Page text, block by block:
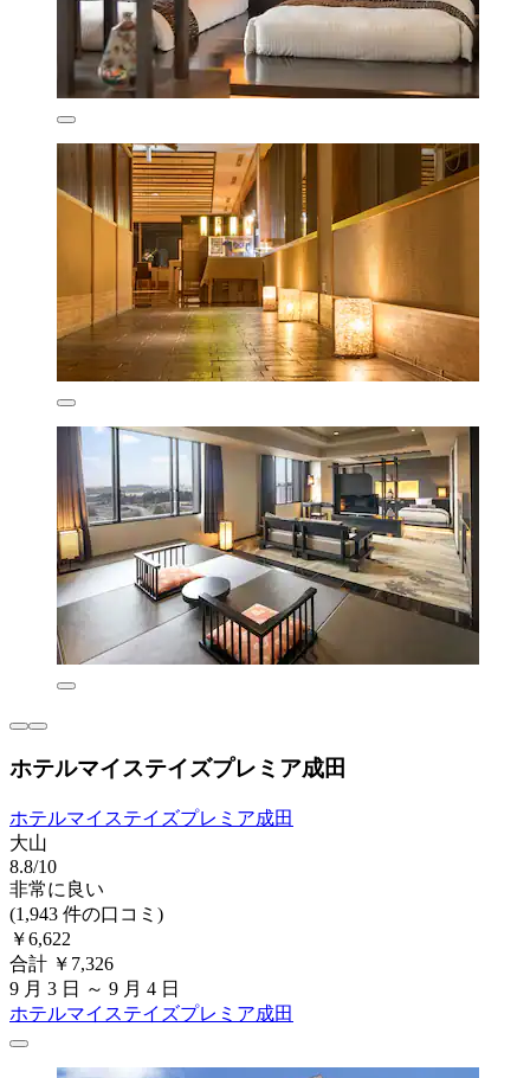
ホテルマイステイズプレミア成田
ホテルマイステイズプレミア成田
大山
8.8/10
非常に良い
(1,943 件の口コミ)
￥6,622
合計 ￥7,326
9 月 3 日 ～ 9 月 4 日
ホテルマイステイズプレミア成田